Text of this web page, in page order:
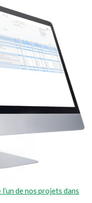
de nos projets dans